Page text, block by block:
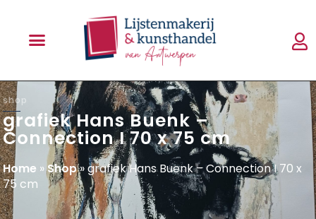
shop
grafiek Hans Buenk –
Connection I 70 x 75 cm
Home »Shop»grafiek Hans Buenk – Connection I 70 x
75 cm